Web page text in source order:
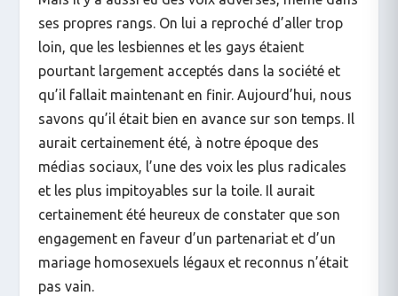
ses propres rangs. On lui a reproché d’aller trop
loin, que les lesbiennes et les gays étaient
pourtant largement acceptés dans la société et
qu’il fallait maintenant en finir. Aujourd’hui, nous
savons qu’il était bien en avance sur son temps. Il
aurait certainement été, à notre époque des
médias sociaux, l’une des voix les plus radicales
et les plus impitoyables sur la toile. Il aurait
certainement été heureux de constater que son
engagement en faveur d’un partenariat et d’un
mariage homosexuels légaux et reconnus n’était
pas vain.